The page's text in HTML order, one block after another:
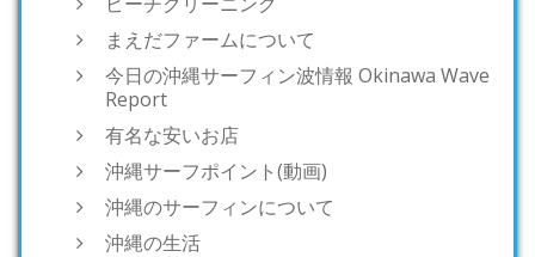
まえだファームについて
今日の沖縄サーフィン波情報 Okinawa Wave
Report
有名な安いお店
沖縄サーフポイント(動画)
沖縄のサーフィンについて
沖縄の生活